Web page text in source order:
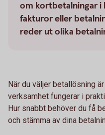
om kortbetalningar
fakturor eller
reder ut olika
När du väljer betallösning
verksamhet fungerar i
Hur snabbt behöver du få
och stämma av dina